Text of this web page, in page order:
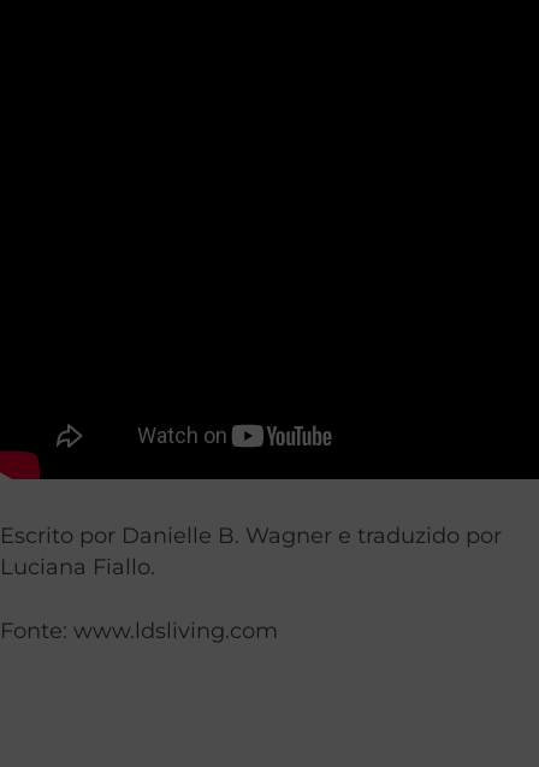
Escrito por Danielle B. Wagner e traduzido por
Luciana Fiallo.
Fonte: www.ldsliving.com